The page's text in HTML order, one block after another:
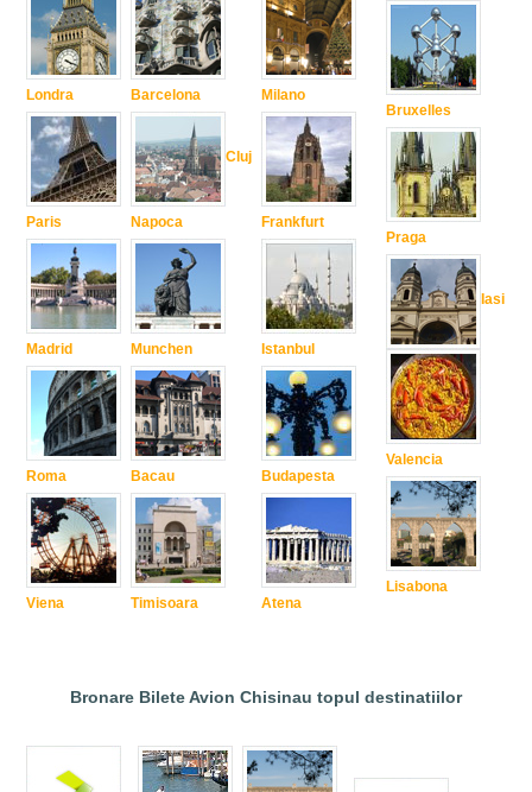
Londra
Paris
Madrid
Roma
Viena
Barcelona
Cluj
Napoca
Munchen
Bacau
Timisoara
Milano
Frankfurt
Istanbul
Budapesta
Atena
Bruxelles
Praga
Iasi
Valencia
Lisabona
Bronare Bilete Avion Chisinau topul destinatiilor